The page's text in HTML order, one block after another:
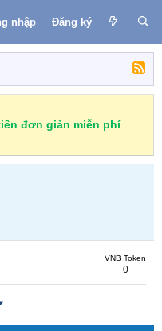
nhập Đăng ký
đơn giản miễn phí
VNB Token
0